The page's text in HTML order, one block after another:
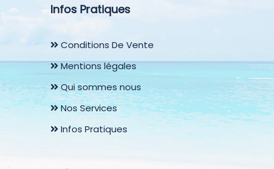
Infos Pratiques
Conditions De Vente
Mentions légales
Qui sommes nous
Nos Services
Infos Pratiques